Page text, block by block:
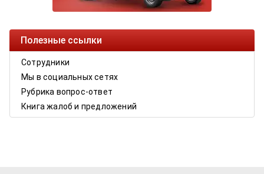
Полезные ссылки
Сотрудники
Мы в социальных сетях
Рубрика вопрос-ответ
Книга жалоб и предложений